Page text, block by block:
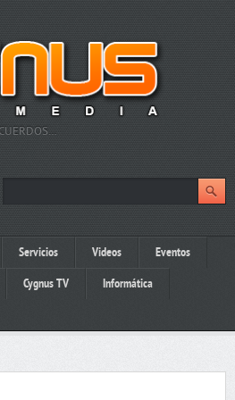
Servicios Videos Eventos
Cygnus TV Informática